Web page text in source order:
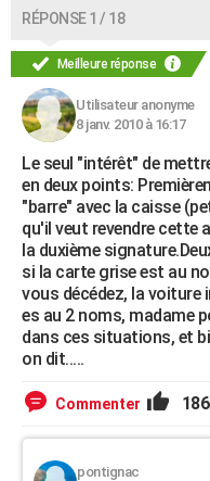
COPAINS D'AVANT
S'inscrire
Se connecter
Lycées
Collèges
Primaires
Universités
Entreprises
Service militaire
Avis de recherche
AVIS DE DÉCÈS
FORUM
Bricolage
Lifestyle
Culture
Sport
Auto
Television
Voyage
Cinema
RÉPONSE 1 / 18
Meilleure réponse
Utilisateur anonyme
8 janv. 2010 à 16:17
Le seul "intérêt" de
en deux points:
"barre" avec la caisse
qu'il veut revendre cette
la duxième
si la carte grise est au
vous décédez, la voiture
es au 2 noms, madame
dans ces situations, et
on dit.....
Commenter 186
pontignac